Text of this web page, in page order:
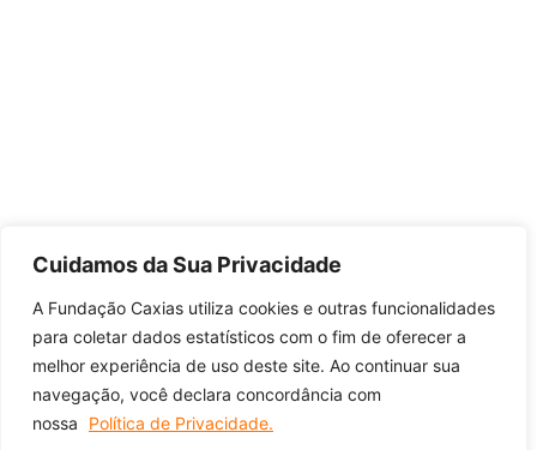
Cuidamos da Sua Privacidade
A Fundação Caxias utiliza cookies e outras funcionalidades
para coletar dados estatísticos com o fim de oferecer a
melhor experiência de uso deste site. Ao continuar sua
navegação, você declara concordância com
nossa
Política de Privacidade.